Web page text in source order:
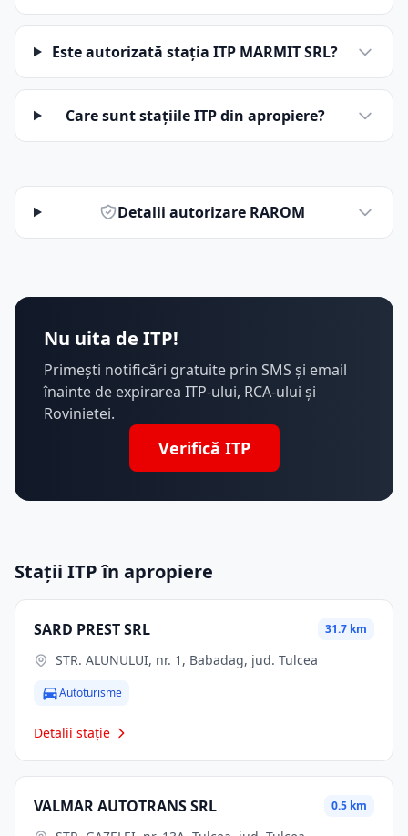
Este autorizată stația ITP MARMIT SRL?
Care sunt stațiile ITP din apropiere?
Detalii autorizare RAROM
Nu uita de ITP!
Primești notificări gratuite prin SMS și email
înainte de expirarea ITP-ului, RCA-ului și
Rovinietei.
Verifică ITP
Stații ITP în apropiere
SARD PREST SRL 31.7 km
STR. ALUNULUI, nr. 1, Babadag, jud. Tulcea
Autoturisme
Detalii stație
VALMAR AUTOTRANS SRL 0.5 km